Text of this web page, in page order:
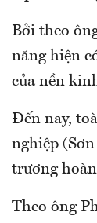
Bởi theo
năng hiện
của nền
Đến nay,
nghiệp
trương
Theo ông